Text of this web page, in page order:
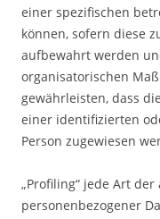
einer spezifischen
können, sofern diese
aufbewahrt werden
organisatorischen
gewährleisten, dass
einer identifizierten
Person zugewiesen
„Profiling“ jede Art
personenbezogener